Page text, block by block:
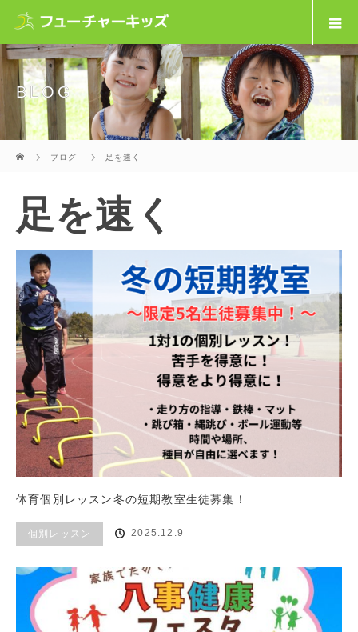
BLOG
ブログ
足を速く
足を速く
体育個別レッスン冬の短期教室生徒募集！
個別レッスン 2025.12.9